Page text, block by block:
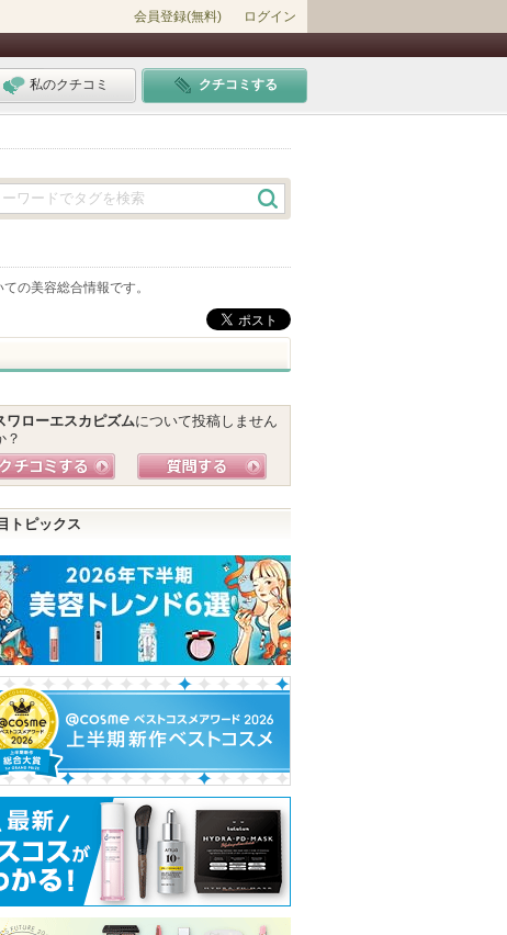
会員登録(無料) ログイン
私のクチコミ クチコミする
ての美容総合情報です。
ワローエスカピズムについて投稿しません
？
トピックス